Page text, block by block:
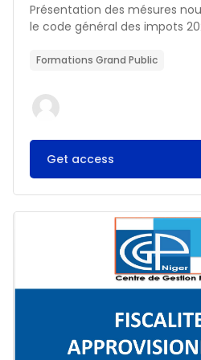
Résumé du cours :
Présentation des mésures
le code général des impots
Formations Grand Public
Get access
Image du cours FISCALITE DES